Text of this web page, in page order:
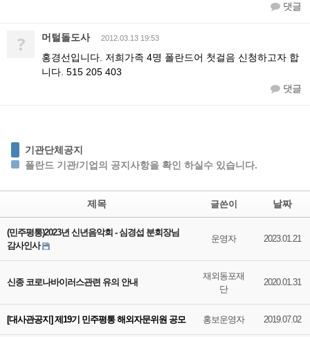
댓글
? 머털돌도사 2012.03.13 19:53
홍경선입니다. 저희가족 4명 폴란드어 첫걸음 신청하고자 합
니다. 515 205 403
댓글
기관단체공지
폴란드 기관/기업의 공지사항을 확인 하실수 있습니다.
제목 글쓴이 날짜
(민주평통)2023년 신년음악회 - 심경섭 분회장님
감사인사
운영자 2023.01.21
신종 코로나바이러스관련 유의 안내
재외동포재
단
2020.01.31
[대사관공지] 제19기 민주평통 해외자문위원 공모 홍보운영자 2019.07.02